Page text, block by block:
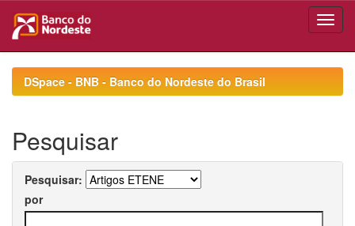
navigationDSpace - BNB - Banco do Nordeste do Brasil
Pesquisar
Pesquisar:
por